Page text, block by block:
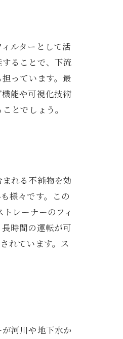
ルターとして活
ることで、下流
っています。最
能や可視化技術
とでしょう。
れる不純物を効
様々です。この
レーナーのフィ
時間の運転が可
れています。ス
河川や地下水か